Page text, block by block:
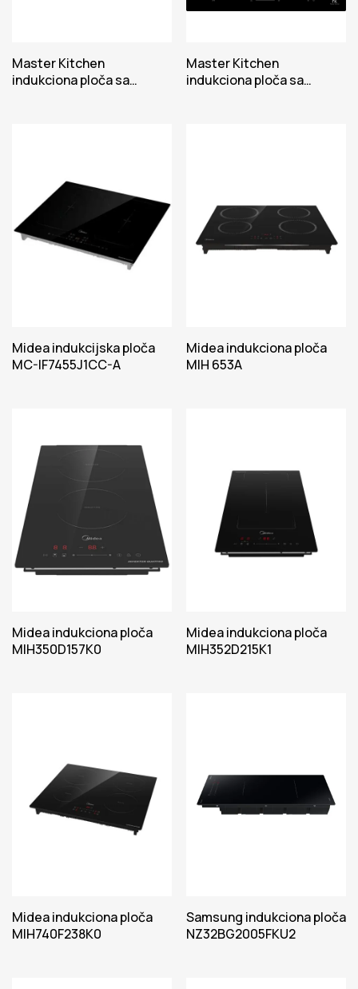
Master Kitchen
indukciona ploča sa
Master Kitchen
indukciona ploča sa
Midea indukcijska ploča
MC-IF7455J1CC-A
Midea indukciona ploča
MIH 653A
Midea indukciona ploča
MIH350D157K0
Midea indukciona ploča
MIH352D215K1
Midea indukciona ploča
MIH740F238K0
Samsung indukciona ploča
NZ32BG2005FKU2